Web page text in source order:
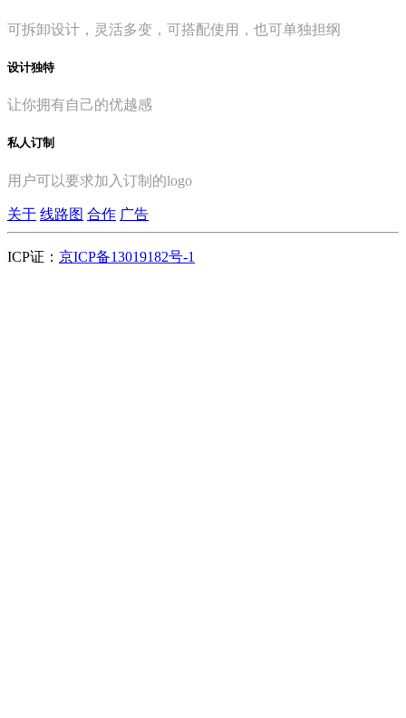
可拆卸设计，灵活多变，可搭配使用，也可单独担纲
设计独特
让你拥有自己的优越感
私人订制
用户可以要求加入订制的logo
关于 线路图 合作 广告
ICP证： 京ICP备13019182号-1